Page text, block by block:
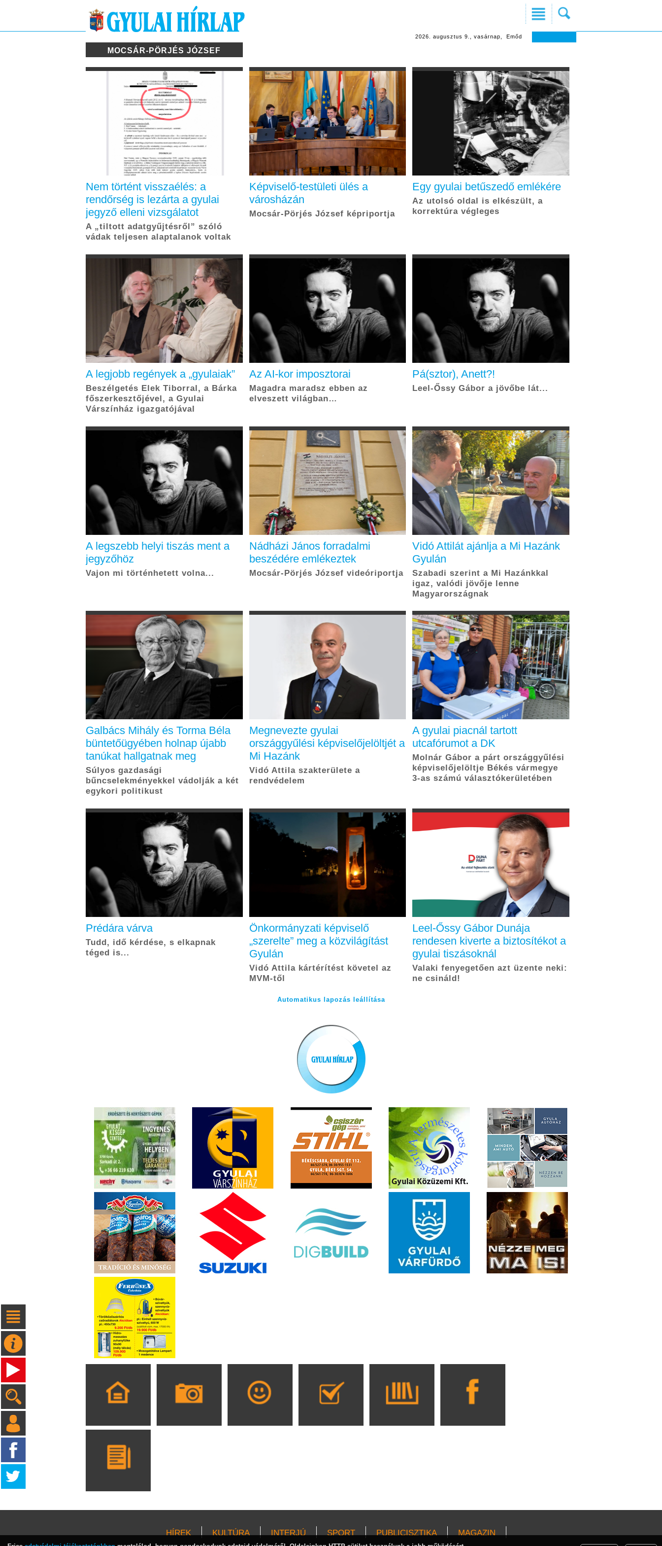
2026. augusztus 9., vasárnap, Emőd
MOCSÁR-PÖRJÉS JÓZSEF
Nem történt visszaélés: a
rendőrség is lezárta a gyulai
jegyző elleni vizsgálatot
A „tiltott adatgyűjtésről” szóló
vádak teljesen alaptalanok voltak
Képviselő-testületi ülés a
városházán
Mocsár-Pörjés József képriportja
Egy gyulai betűszedő emlékére
Az utolsó oldal is elkészült, a
korrektúra végleges
A legjobb regények a „gyulaiak”
Beszélgetés Elek Tiborral, a Bárka
főszerkesztőjével, a Gyulai
Várszínház igazgatójával
Az AI-kor imposztorai
Magadra maradsz ebben az
elveszett világban…
Pá(sztor), Anett?!
Leel-Őssy Gábor a jövőbe lát...
A legszebb helyi tiszás ment a
jegyzőhöz
Vajon mi történhetett volna...
Nádházi János forradalmi
beszédére emlékeztek
Mocsár-Pörjés József videóriportja
Vidó Attilát ajánlja a Mi Hazánk
Gyulán
Szabadi szerint a Mi Hazánkkal
igaz, valódi jövője lenne
Magyarországnak
Galbács Mihály és Torma Béla
büntetőügyében holnap újabb
tanúkat hallgatnak meg
Súlyos gazdasági
bűncselekményekkel vádolják a két
egykori politikust
Megnevezte gyulai
országgyűlési képviselőjelöltjét a
Mi Hazánk
Vidó Attila szakterülete a
rendvédelem
A gyulai piacnál tartott
utcafórumot a DK
Molnár Gábor a párt országgyűlési
képviselőjelöltje Békés vármegye
3-as számú választókerületében
Prédára várva
Tudd, idő kérdése, s elkapnak
téged is...
Önkormányzati képviselő
„szerelte” meg a közvilágítást
Gyulán
Vidó Attila kártérítést követel az
MVM-től
Leel-Őssy Gábor Dunája
rendesen kiverte a biztosítékot a
gyulai tiszásoknál
Valaki fenyegetően azt üzente neki:
ne csináld!
Automatikus lapozás leállítása
HÍREK KULTÚRA INTERJÚ SPORT PUBLICISZTIKA MAGAZIN